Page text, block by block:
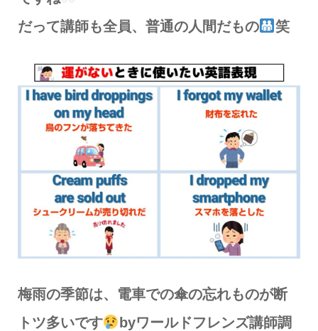
だって講師も全員、普通の人間だもの
笑
梅雨の季節は、電車での傘の忘れものが断
トツ多いです
byワールドフレンズ講師調